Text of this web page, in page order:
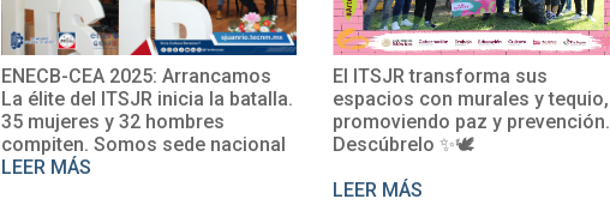
ENECB-CEA 2025: Arrancamos
La élite del ITSJR inicia la batalla.
35 mujeres y 32 hombres
compiten. Somos sede nacional
LEER MÁS
El ITSJR transforma sus
espacios con murales y tequio,
promoviendo paz y prevención.
Descúbrelo ✨🕊
LEER MÁS